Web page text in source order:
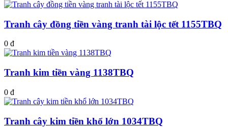
Tranh cây đồng tiền vàng tranh tài lộc tết 1155TBQ
0 đ
Tranh kim tiền vàng 1138TBQ
0 đ
Tranh cây kim tiền khổ lớn 1034TBQ